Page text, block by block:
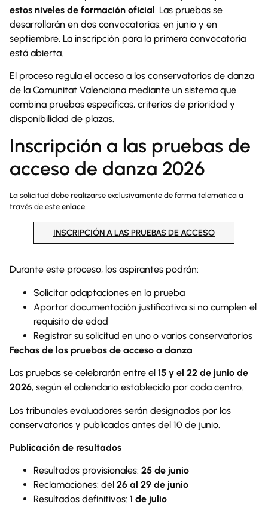
estos niveles de formación oficial. Las pruebas se
desarrollarán en dos convocatorias: en junio y en
septiembre. La inscripción para la primera convocatoria
está abierta.
El proceso regula el acceso a los conservatorios de danza
de la Comunitat Valenciana mediante un sistema que
combina pruebas específicas, criterios de prioridad y
disponibilidad de plazas.
Inscripción a las pruebas de
acceso de danza 2026
La solicitud debe realizarse exclusivamente de forma telemática a
través de este enlace.
INSCRIPCIÓN A LAS PRUEBAS DE ACCESO
Durante este proceso, los aspirantes podrán:
Solicitar adaptaciones en la prueba
Aportar documentación justificativa si no cumplen el
requisito de edad
Registrar su solicitud en uno o varios conservatorios
Fechas de las pruebas de acceso a danza
Las pruebas se celebrarán entre el 15 y el 22 de junio de
2026, según el calendario establecido por cada centro.
Los tribunales evaluadores serán designados por los
conservatorios y publicados antes del 10 de junio.
Publicación de resultados
Resultados provisionales: 25 de junio
Reclamaciones: del 26 al 29 de junio
Resultados definitivos: 1 de julio